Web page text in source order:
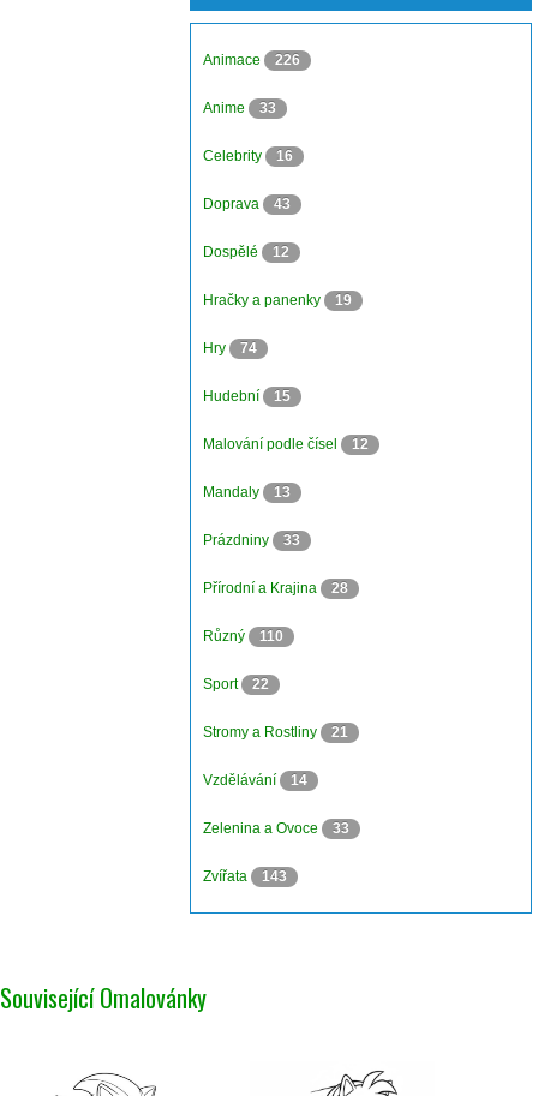
Animace 226
Anime 33
Celebrity 16
Doprava 43
Dospělé 12
Hračky a panenky 19
Hry 74
Hudební 15
Malování podle čísel 12
Mandaly 13
Prázdniny 33
Přírodní a Krajina 28
Různý 110
Sport 22
Stromy a Rostliny 21
Vzdělávání 14
Zelenina a Ovoce 33
Zvířata 143
Související Omalovánky